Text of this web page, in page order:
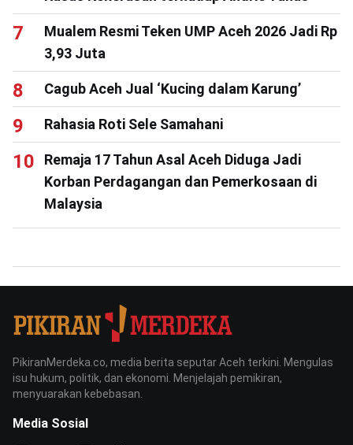
Mualem Resmi Teken UMP Aceh 2026 Jadi Rp
3,93 Juta
Cagub Aceh Jual ‘Kucing dalam Karung’
Rahasia Roti Sele Samahani
Remaja 17 Tahun Asal Aceh Diduga Jadi
Korban Perdagangan dan Pemerkosaan di
Malaysia
PikiranMerdeka.co, media berita seputar Aceh terkini. Mengulas
isu hukum, politik, dan ekonomi. Menjelajah pemikiran,
menyuarakan kebebasan.
Media Sosial